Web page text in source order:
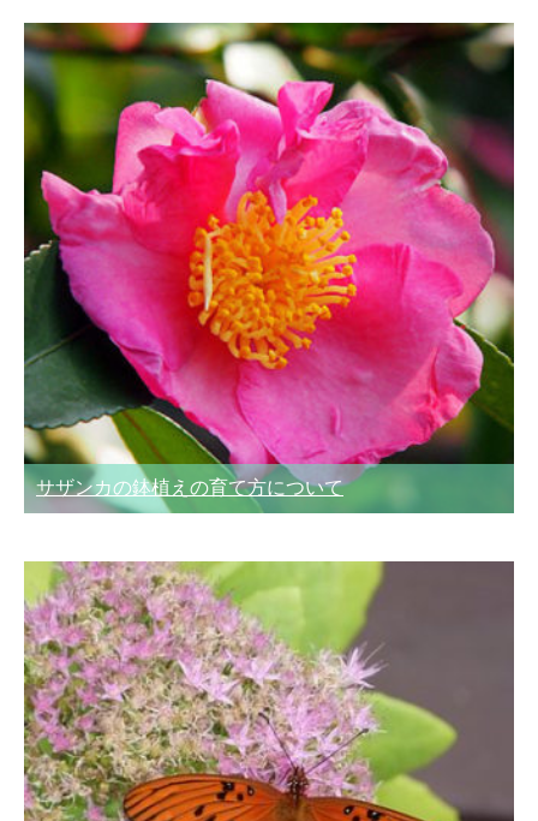
サザンカの鉢植えの育て方について